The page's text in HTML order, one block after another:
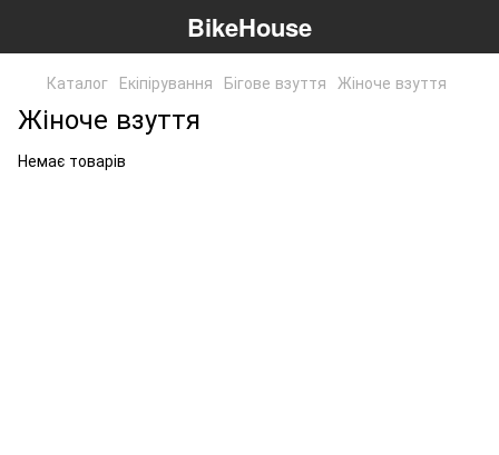
BikeHouse
Каталог Екіпірування Бігове взуття Жіноче взуття
Жіноче взуття
Немає товарів